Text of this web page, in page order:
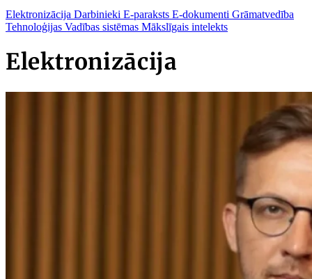
Elektronizācija Darbinieki E-paraksts E-dokumenti Grāmatvedība
Tehnoloģijas Vadības sistēmas Mākslīgais intelekts
Elektronizācija